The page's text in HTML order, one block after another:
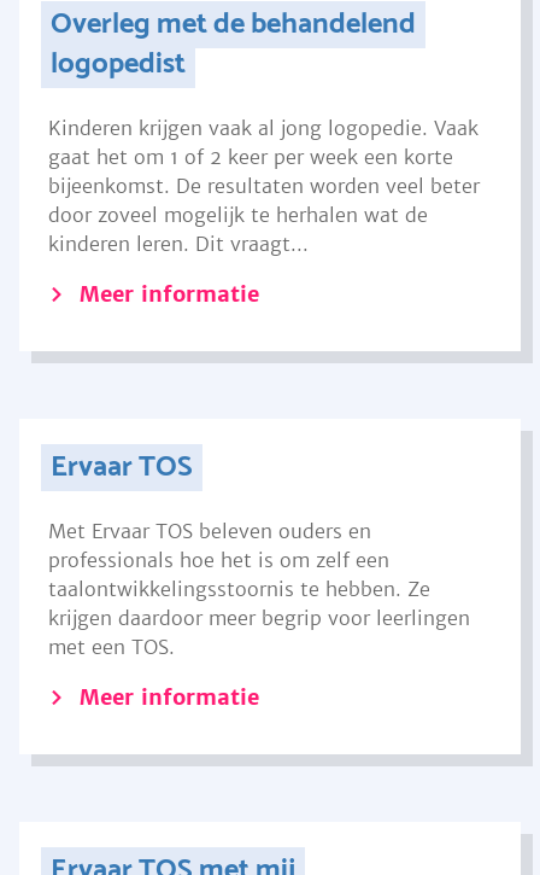
Overleg met de behandelend
logopedist
Kinderen krijgen vaak al jong logopedie. Vaak
gaat het om 1 of 2 keer per week een korte
bijeenkomst. De resultaten worden veel beter
door zoveel mogelijk te herhalen wat de
kinderen leren. Dit vraagt...
Meer informatie
Ervaar TOS
Met Ervaar TOS beleven ouders en
professionals hoe het is om zelf een
taalontwikkelingsstoornis te hebben. Ze
krijgen daardoor meer begrip voor leerlingen
met een TOS.
Meer informatie